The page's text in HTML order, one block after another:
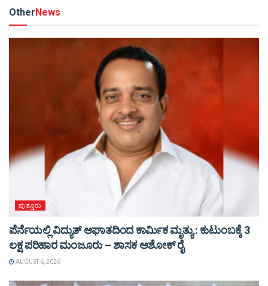
Other News
ಪುತ್ತೂರು
ಪೆರ್ನೆಯಲ್ಲಿ ವಿದ್ಯುತ್ ಆಘಾತದಿಂದ ಕಾರ್ಮಿಕ ಮೃತ್ಯು : ಕುಟುಂಬಕ್ಕೆ 3
ಲಕ್ಷ ಪರಿಹಾರ ಮಂಜೂರು – ಶಾಸಕ ಅಶೋಕ್ ರೈ
AUGUST 6, 2026